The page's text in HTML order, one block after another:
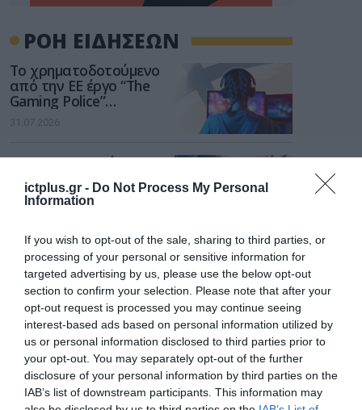
ictplus.gr - Do Not Process My Personal
Information
If you wish to opt-out of the sale, sharing to third parties, or
processing of your personal or sensitive information for
targeted advertising by us, please use the below opt-out
section to confirm your selection. Please note that after your
opt-out request is processed you may continue seeing
interest-based ads based on personal information utilized by
us or personal information disclosed to third parties prior to
your opt-out. You may separately opt-out of the further
disclosure of your personal information by third parties on the
IAB’s list of downstream participants. This information may
ΡΟΗ ΕΙΔΗΣΕΩΝ
Το χρηματοδοτούμενο
από την ΕΕ έργο “The
Gaming Police”
ενισχύει την ασφάλεια
των παιδιών στο
31.07.2026
ΑΑΔΕ: Διευκρινίσεις
για τα πρόστιμα σε
παραβάσεις που
αφορούν τους ΦΗΜ
Σ. Καλαφάτης: «Η
Τεχνητή Νοημοσύνη
δεν είναι απλώς μια
νέα τεχνολογία, είναι
μια νέα βιομηχανική
επανάσταση»
31.07.2026
Νέος οδηγός του ΕΚΤ
για τη χρηματοδότηση
των ελληνικών
επιχειρήσεων στον
31.07.2026